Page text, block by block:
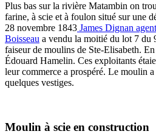
Plus bas sur la rivière Matambin on
farine, à scie et à foulon situé sur une
28 novembre 1843 James Dignan
Boisseau a vendu la moitié du lot 7 du
faiseur de moulins de Ste-Elisabeth.
Édouard Hamelin. Ces exploitants
leur commerce a prospéré. Le moulin
quelques vestiges.
Moulin à scie en construction